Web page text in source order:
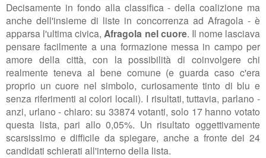
Decisamente in fondo alla classifica - della coalizione ma
anche dell'insieme di liste in concorrenza ad Afragola - è
apparsa l'ultima civica, Afragola nel cuore. Il nome lasciava
pensare facilmente a una formazione messa in campo per
amore della città, con la possibilità di coinvolgere chi
realmente teneva al bene comune (e guarda caso c'era
proprio un cuore nel simbolo, curiosamente tinto di blu e
senza riferimenti ai colori locali). I risultati, tuttavia, parlano -
anzi, urlano - chiaro: su 33874 votanti, solo 17 hanno votato
questa lista, pari allo 0,05%. Un risultato oggettivamente
scarsissimo e difficile da spiegare, anche a fronte dei 24
candidati schierati all'interno della lista.